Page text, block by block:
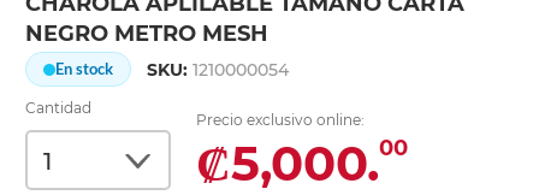
NEGRO METRO MESH
En stock SKU:1210000054
Cantidad
Precio exclusivo online:
₡5,000.00